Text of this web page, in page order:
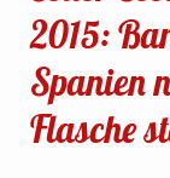
2015:
Spanien
Flasche